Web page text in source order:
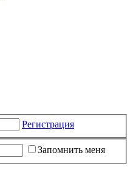
Регистрация
Запомнить меня